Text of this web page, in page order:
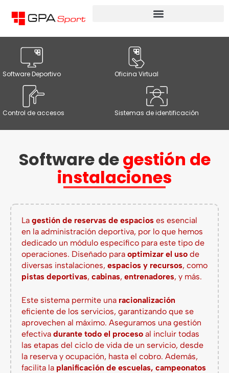
Software Deportivo Oficina Virtual
Control de accesos Sistemas de identificación
Software degestión de
instalaciones
La gestión de reservas de espacios es esencial
en la administración deportiva, por lo que hemos
dedicado un módulo específico para este tipo de
operaciones. Diseñado para optimizar el uso de
diversas instalaciones, espacios y recursos, como
pistas deportivas, cabinas, entrenadores, y más.
Este sistema permite una racionalización
eficiente de los servicios, garantizando que se
aprovechen al máximo. Aseguramos una gestión
efectiva durante todo el proceso al incluir todas
las etapas del ciclo de vida de un servicio, desde
la reserva y ocupación, hasta el cobro. Además,
facilita la planificación de escuelas, campeonatos